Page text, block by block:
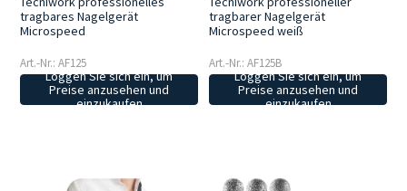
tragbares Nagelgerät
Microspeed
Art.-Nr.: AF125
Loggen Sie sich ein, um
Preise anzusehen und
einzukaufen
tragbarer Nagelgerät
Microspeed weiß
Art.-Nr.: AF125B
Loggen Sie sich ein, um
Preise anzusehen und
einzukaufen